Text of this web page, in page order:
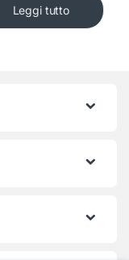
Leggi tutto